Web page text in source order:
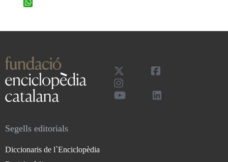
Segells editorials
Diccionaris de l`Enciclopèdia